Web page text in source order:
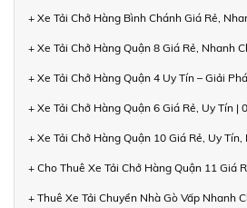
+ Xe Tải Chở Hàng Bình Chánh Giá Rẻ,
+ Xe Tải Chở Hàng Quận 8 Giá Rẻ, Nhanh
+ Xe Tải Chở Hàng Quận 4 Uy Tín – Giải
+ Xe Tải Chở Hàng Quận 6 Giá Rẻ, Uy Tín |
+ Xe Tải Chở Hàng Quận 10 Giá Rẻ, Uy
+ Cho Thuê Xe Tải Chở Hàng Quận 11 Giá
+ Thuê Xe Tải Chuyển Nhà Gò Vấp Nhanh